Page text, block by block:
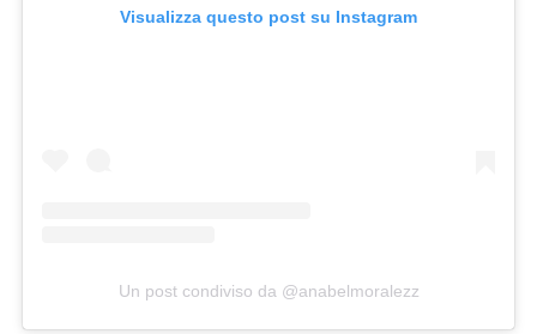
Visualizza questo post su Instagram
Un post condiviso da @anabelmoralezz